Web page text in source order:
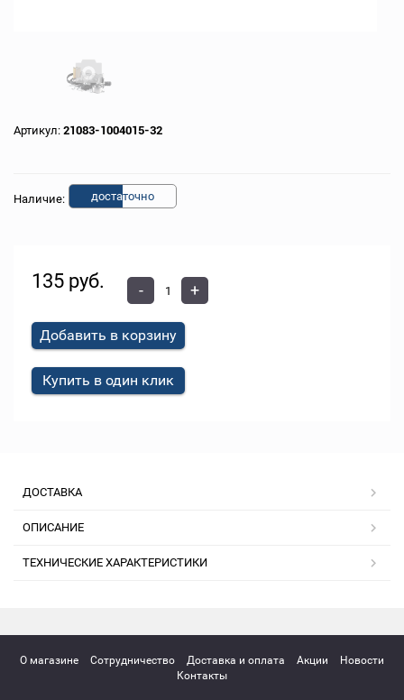
Артикул: 21083-1004015-32
Наличие: достаточно
135 руб. - +
Добавить в корзину
Купить в один клик
ДОСТАВКА
ОПИСАНИЕ
ТЕХНИЧЕСКИЕ ХАРАКТЕРИСТИКИ
О магазине Сотрудничество Доставка и оплата Акции
Новости
Контакты